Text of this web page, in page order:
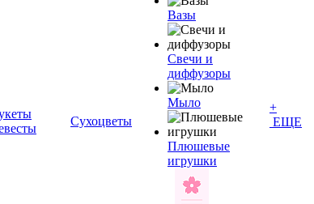
Сухоцветы
Вазы
Свечи и
диффузоры
Мыло
Плюшевые
игрушки
+
ЕЩЕ